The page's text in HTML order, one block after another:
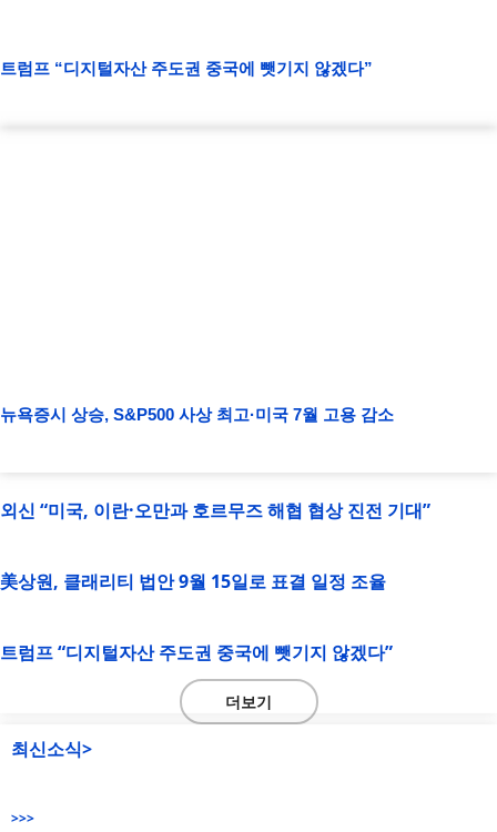
트럼프 “디지털자산 주도권 중국에 뺏기지 않겠다”
뉴욕증시 상승, S&P500 사상 최고·미국 7월 고용 감소
외신 “미국, 이란·오만과 호르무즈 해협 협상 진전 기대”
美상원, 클래리티 법안 9월 15일로 표결 일정 조율
트럼프 “디지털자산 주도권 중국에 뺏기지 않겠다”
더보기
최신소식>
>>>